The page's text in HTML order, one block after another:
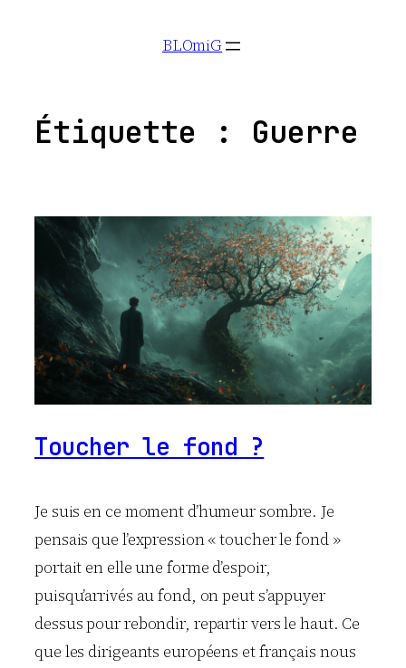
BLOmiG
Étiquette : Guerre
Toucher le fond ?
Je suis en ce moment d’humeur sombre. Je
pensais que l’expression « toucher le fond »
portait en elle une forme d’espoir,
puisqu’arrivés au fond, on peut s’appuyer
dessus pour rebondir, repartir vers le haut. Ce
que les dirigeants européens et français nous